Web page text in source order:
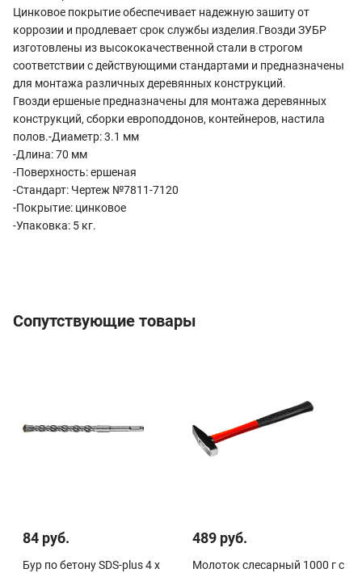
Цинковое покрытие обеспечивает надежную зашиту от
коррозии и продлевает срок службы изделия.Гвозди ЗУБР
изготовлены из высококачественной стали в строгом
соответствии с действующими стандартами и предназначены
для монтажа различных деревянных конструкций.
Гвозди ершеные предназначены для монтажа деревянных
конструкций, сборки европоддонов, контейнеров, настила
полов.-Диаметр: 3.1 мм
-Длина: 70 мм
-Поверхность: ершеная
-Стандарт: Чертеж №7811-7120
-Покрытие: цинковое
-Упаковка: 5 кг.
Сопутствующие товары
84 руб.
Бур по бетону SDS-plus 4 х
489 руб.
Молоток слесарный 1000 г с